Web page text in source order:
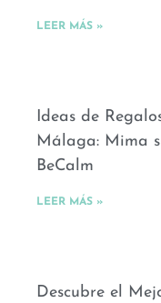
LEER MÁS »
Ideas de
Málaga: Mima
BeCalm
LEER MÁS »
Descubre el